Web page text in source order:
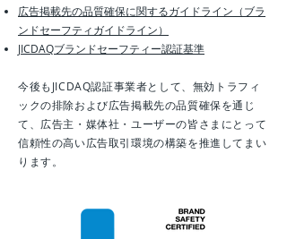
広告掲載先の品質確保に関するガイドライン（ブラ
ンドセーフティガイドライン）
JICDAQブランドセーフティー認証基準
今後もJICDAQ認証事業者として、無効トラフィ
ックの排除および広告掲載先の品質確保を通じ
て、広告主・媒体社・ユーザーの皆さまにとって
信頼性の高い広告取引環境の構築を推進してまい
ります。